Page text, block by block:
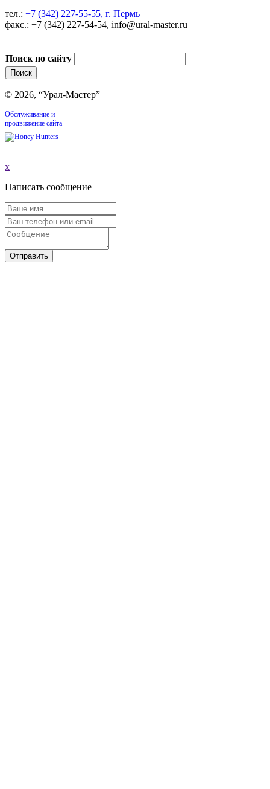
тел.: +7 (342) 227-55-55, г. Пермь
факс.: +7 (342) 227-54-54, info@ural-master.ru
Поиск по сайту
© 2026, “Урал-Мастер”
Обслуживание и
продвижение сайта
x
Написать сообщение
Отправить